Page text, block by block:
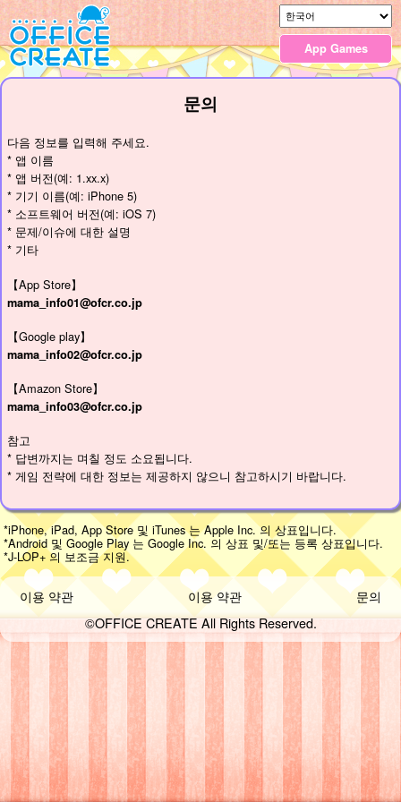
App Games
문의
다음 정보를 입력해 주세요.
* 앱 이름
* 앱 버전(예: 1.xx.x)
* 기기 이름(예: iPhone 5)
* 소프트웨어 버전(예: iOS 7)
* 문제/이슈에 대한 설명
* 기타
【App Store】
mama_info01@ofcr.co.jp
【Google play】
mama_info02@ofcr.co.jp
【Amazon Store】
mama_info03@ofcr.co.jp
참고
* 답변까지는 며칠 정도 소요됩니다.
* 게임 전략에 대한 정보는 제공하지 않으니 참고하시기 바랍니다.
*iPhone, iPad, App Store 및 iTunes 는 Apple Inc. 의 상표입니다.
*Android 및 Google Play 는 Google Inc. 의 상표 및/또는 등록 상표입니다.
*J-LOP+ 의 보조금 지원.
이용 약관 이용 약관
문의
©OFFICE CREATE All Rights Reserved.